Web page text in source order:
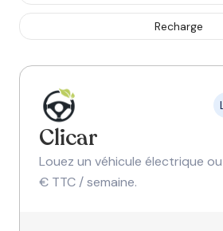
Recharge
Clicar
Louez un véhicule électrique
€ TTC / semaine.